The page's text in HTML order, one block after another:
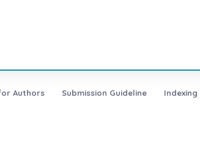
Authors Submission Guideline Indexing